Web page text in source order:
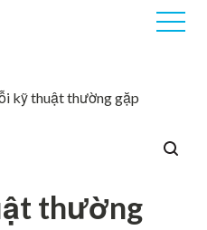
kỹ thuật thường gặp
thường